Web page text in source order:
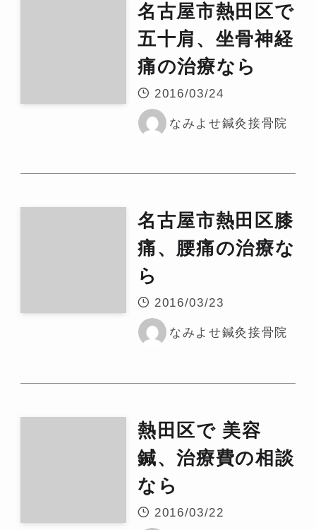
名古屋市熱田区で
五十肩、坐骨神経
痛の治療なら
2016/03/24
なみよせ鍼灸接骨院
名古屋市熱田区膝
痛、腰痛の治療な
ら
2016/03/23
なみよせ鍼灸接骨院
熱田区で 美容
鍼、治療費の相談
なら
2016/03/22